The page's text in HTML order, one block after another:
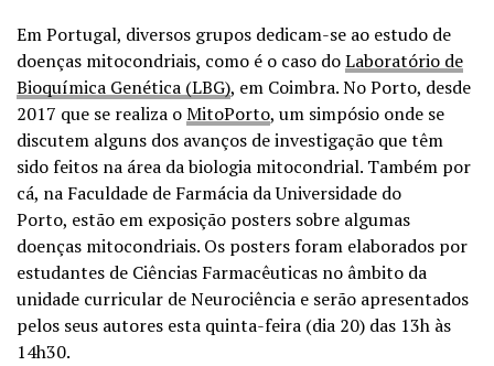
Em Portugal, diversos grupos dedicam-se ao estudo de
doenças mitocondriais, como é o caso doLaboratório de
Bioquímica Genética (LBG), em Coimbra. No Porto, desde
2017 que se realiza oMitoPorto, um simpósio onde se
discutem alguns dos avanços de investigação que têm
sido feitos na área da biologia mitocondrial. Também por
cá, na Faculdade de Farmácia da Universidade do
Porto, estão em exposição posters sobre algumas
doenças mitocondriais. Os posters foram elaborados por
estudantes de Ciências Farmacêuticas no âmbito da
unidade curricular de Neurociência e serão apresentados
pelos seus autores esta quinta-feira (dia 20) das 13h às
14h30.